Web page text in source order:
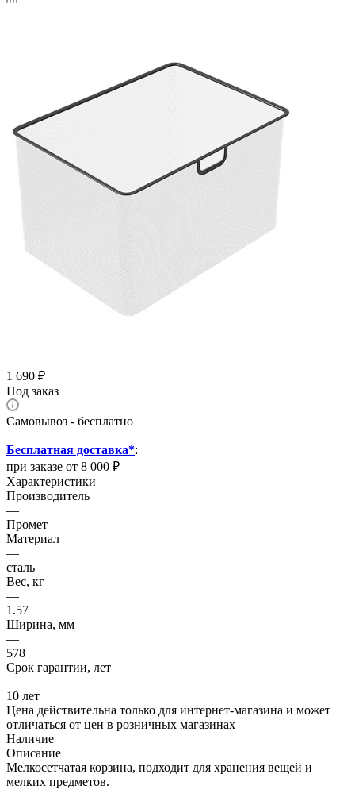
1 690 ₽
Под заказ
Самовывоз - бесплатно
Бесплатная доставка*:
при заказе от 8 000 ₽
Характеристики
Производитель
—
Промет
Материал
—
сталь
Вес, кг
—
1.57
Ширина, мм
—
578
Срок гарантии, лет
—
10 лет
Цена действительна только для интернет-магазина и может
отличаться от цен в розничных магазинах
Наличие
Описание
Мелкосетчатая корзина, подходит для хранения вещей и
мелких предметов.